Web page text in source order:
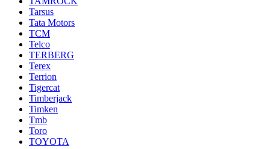
Tarsus
Tata Motors
TCM
Telco
TERBERG
Terex
Terrion
Tigercat
Timberjack
Timken
Tmb
Toro
TOYOTA